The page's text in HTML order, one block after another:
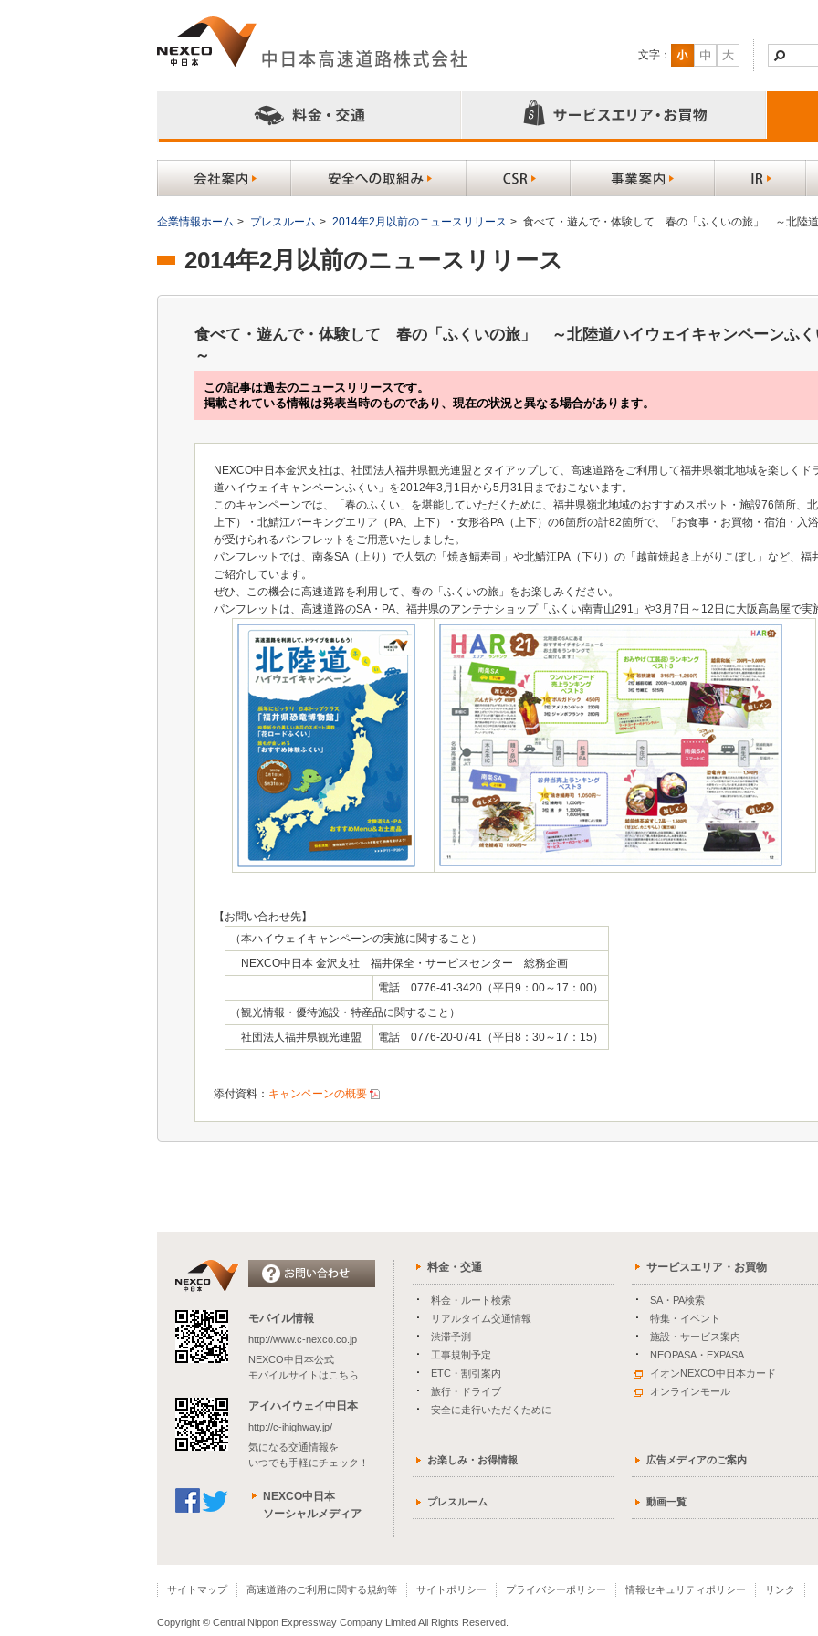
文字：
企業情報ホーム > プレスルーム > 2014年2月以前のニュースリリース > 食べて・遊んで・体験して 春の「ふくいの旅」 ～北陸道
2014年2月以前のニュースリリース
食べて・遊んで・体験して 春の「ふくいの旅」 ～北陸道ハイウェイキャンペーンふく
～
この記事は過去のニュースリリースです。
掲載されている情報は発表当時のものであり、現在の状況と異なる場合があります。
NEXCO中日本金沢支社は、社団法人福井県観光連盟とタイアップして、高速道路をご利用して福井県嶺北地域を楽しく
道ハイウェイキャンペーンふくい」を2012年3月1日から5月31日までおこないます。
このキャンペーンでは、「春のふくい」を堪能していただくために、福井県嶺北地域のおすすめスポット・施設76箇所、
上下）・北鯖江パーキングエリア（PA、上下）・女形谷PA（上下）の6箇所の計82箇所で、「お食事・お買物・宿泊・入
が受けられるパンフレットをご用意いたしました。
パンフレットでは、南条SA（上り）で人気の「焼き鯖寿司」や北鯖江PA（下り）の「越前焼起き上がりこぼし」など、福
ご紹介しています。
ぜひ、この機会に高速道路を利用して、春の「ふくいの旅」をお楽しみください。
パンフレットは、高速道路のSA・PA、福井県のアンテナショップ「ふくい南青山291」や3月7日～12日に大阪高島屋で実
【お問い合わせ先】
（本ハイウェイキャンペーンの実施に関すること）
NEXCO中日本 金沢支社 福井保全・サービスセンター 総務企画
電話 0776-41-3420（平日9：00～17：00）
（観光情報・優待施設・特産品に関すること）
社団法人福井県観光連盟
電話 0776-20-0741（平日8：30～17：15）
添付資料： キャンペーンの概要
モバイル情報
http://www.c-nexco.co.jp
NEXCO中日本公式
モバイルサイトはこちら
アイハイウェイ中日本
http://c-ihighway.jp/
気になる交通情報を
いつでも手軽にチェック！
NEXCO中日本
ソーシャルメディア
料金・交通
料金・ルート検索
リアルタイム交通情報
渋滞予測
工事規制予定
ETC・割引案内
旅行・ドライブ
安全に走行いただくために
サービスエリア・お買物
SA・PA検索
特集・イベント
施設・サービス案内
NEOPASA・EXPASA
イオンNEXCO中日本カード
オンラインモール
お楽しみ・お得情報 広告メディアのご案内
プレスルーム 動画一覧
サイトマップ 高速道路のご利用に関する規約等 サイトポリシー プライバシーポリシー 情報セキュリティポリシー リンク
Copyright © Central Nippon Expressway Company Limited All Rights Reserved.